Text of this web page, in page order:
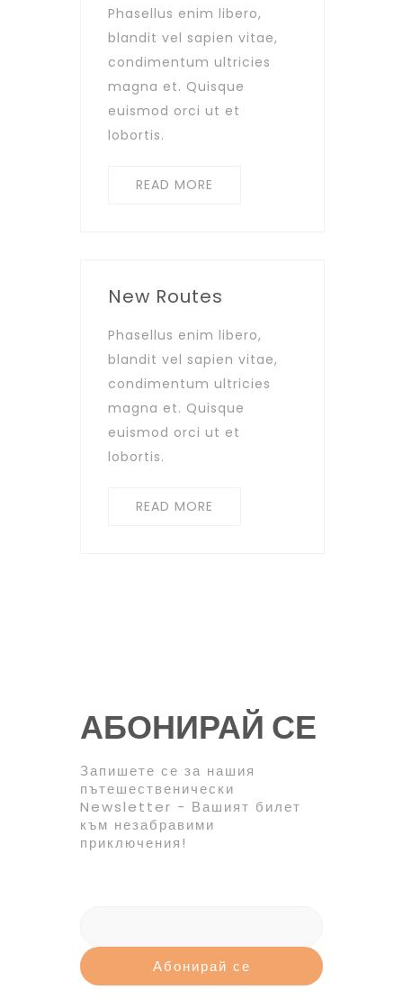
Phasellus enim libero,
blandit vel sapien vitae,
condimentum ultricies
magna et. Quisque
euismod orci ut et
lobortis.
READ MORE
New Routes
Phasellus enim libero,
blandit vel sapien vitae,
condimentum ultricies
magna et. Quisque
euismod orci ut et
lobortis.
READ MORE
АБОНИРАЙ СЕ
Запишете се за нашия
пътешественически
Newsletter - Вашият билет
към незабравими
приключения!